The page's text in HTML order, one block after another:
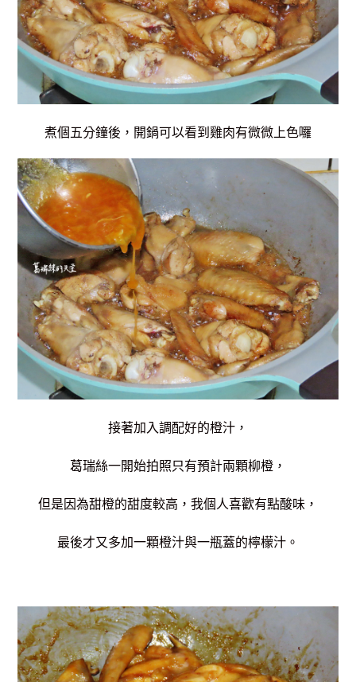
煮個五分鐘後，開鍋可以看到雞肉有微微上色囉
接著加入調配好的橙汁，
葛瑞絲一開始拍照只有預計兩顆柳橙，
但是因為甜橙的甜度較高，我個人喜歡有點酸味，
最後才又多加一顆橙汁與一瓶蓋的檸檬汁。